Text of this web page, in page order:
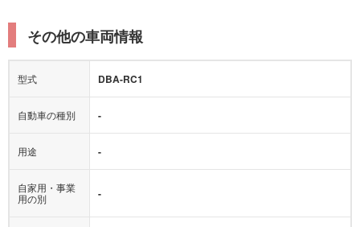
その他の車両情報
型式 DBA-RC1
自動車の種別 -
用途 -
自家用・事業
用の別
-